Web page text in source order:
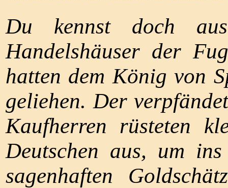
Du kennst doch aus
Handelshäuser der
hatten dem König von
geliehen. Der
Kaufherren rüsteten
Deutschen aus, um
sagenhaften